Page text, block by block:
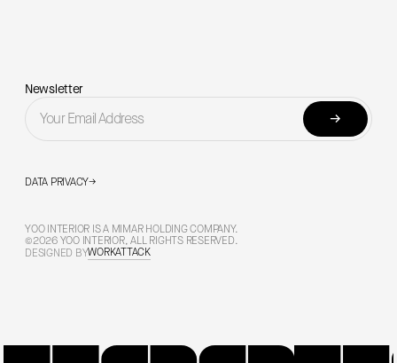
Newsletter
→
DATA PRIVACY→
YOO INTERIOR IS A MIMAR HOLDING COMPANY.
©2026 YOO INTERIOR, ALL RIGHTS RESERVED.
DESIGNED BYWORKATTACK